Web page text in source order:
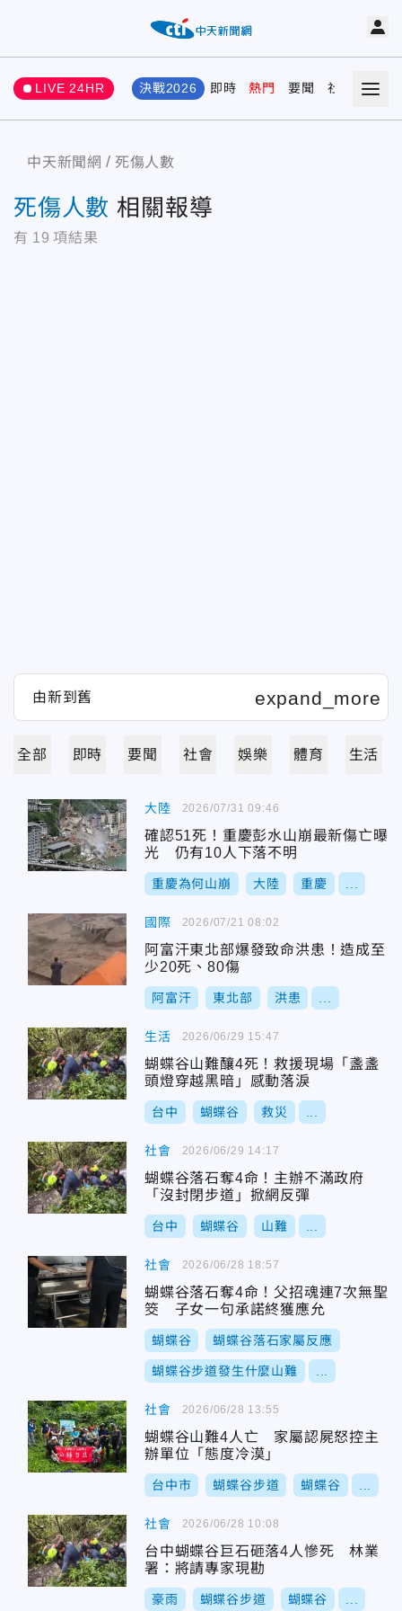
LIVE 24HR 決戰2026 即時 熱門 要聞 社會 娛樂
中天新聞網 死傷人數
死傷人數 相關報導
有 19 項結果
全部 即時 要聞 社會 娛樂 體育 生活
大陸
確認51死！重慶彭水山崩最新傷亡曝
光 仍有10人下落不明
重慶為何山崩 大陸 重慶
2026/07/31 09:46
國際
阿富汗東北部爆發致命洪患！造成至
少20死、80傷
阿富汗 東北部 洪患
2026/07/21 08:02
生活
蝴蝶谷山難釀4死！救援現場「盞盞
頭燈穿越黑暗」感動落淚
台中 蝴蝶谷 救災
2026/06/29 15:47
社會
蝴蝶谷落石奪4命！主辦不滿政府
「沒封閉步道」掀網反彈
台中 蝴蝶谷 山難
2026/06/29 14:17
社會
蝴蝶谷落石奪4命！父招魂連7次無聖
筊 子女一句承諾終獲應允
蝴蝶谷 蝴蝶谷落石家屬反應
蝴蝶谷步道發生什麼山難
2026/06/28 18:57
社會
蝴蝶谷山難4人亡 家屬認屍怒控主
辦單位「態度冷漠」
台中市 蝴蝶谷步道 蝴蝶谷
2026/06/28 13:55
社會
台中蝴蝶谷巨石砸落4人慘死 林業
署：將請專家現勘
豪雨 蝴蝶谷步道 蝴蝶谷
2026/06/28 10:08